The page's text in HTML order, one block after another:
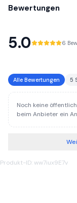
Bewertungen
5.0 6
Alle Bewertungen 5
Noch keine
beim Anbieter ein
Produkt-ID: ww7iux9E7v